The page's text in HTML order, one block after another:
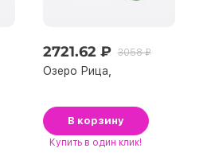
2721.62 ₽ 3058 ₽
Озеро Рица,
В корзину
Купить в один клик!